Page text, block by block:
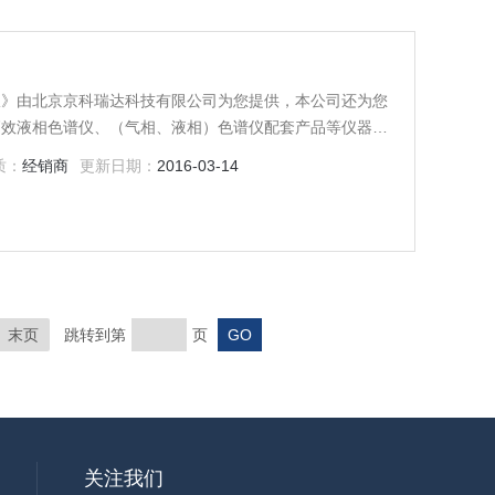
由北京京科瑞达科技有限公司为您提供，本公司还为您
液相色谱仪、（气相、液相）色谱仪配套产品等仪器，
：经销商 更新日期： 2016-03-14
末页 跳转到第 页
关注我们